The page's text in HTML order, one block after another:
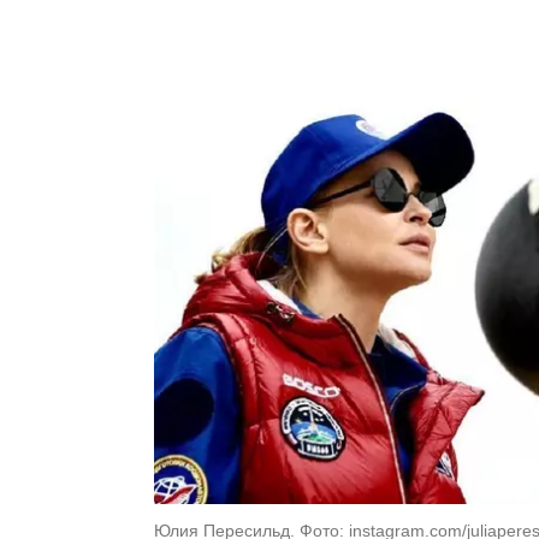
Юлия Пересильд. Фото: instagram.com/